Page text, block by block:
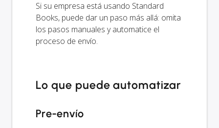
Si su empresa está usando Standard
Books, puede dar un paso más allá: omita
los pasos manuales y automatice el
proceso de envío.
Lo que puede automatizar
Pre-envío